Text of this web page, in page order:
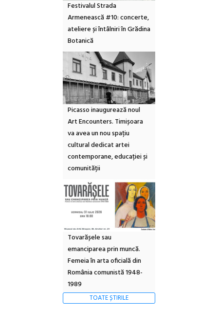
Festivalul Strada
Armenească #10: concerte,
ateliere și întâlniri în Grădina
Botanică
Picasso inaugurează noul
Art Encounters. Timișoara
va avea un nou spațiu
cultural dedicat artei
contemporane, educației și
comunității
Tovarășele sau
emanciparea prin muncă.
Femeia în arta oficială din
România comunistă 1948-
1989
TOATE ȘTIRILE